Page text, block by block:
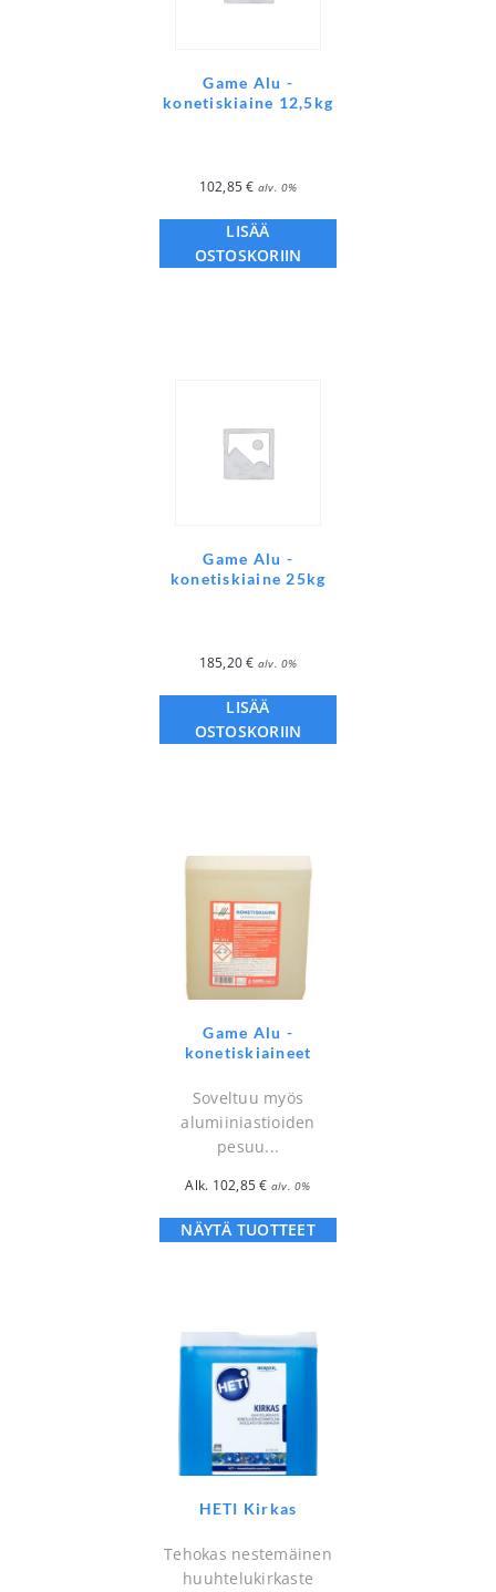
Game Alu -
konetiskiaine 12,5kg
102,85€ alv. 0%
LISÄÄ
OSTOSKORIIN
Game Alu -
konetiskiaine 25kg
185,20€ alv. 0%
LISÄÄ
OSTOSKORIIN
Game Alu -
konetiskiaineet
Soveltuu myös
alumiiniastioiden
pesuu...
Alk. 102,85€ alv. 0%
NÄYTÄ TUOTTEET
HETI Kirkas
Tehokas nestemäinen
huuhtelukirkaste